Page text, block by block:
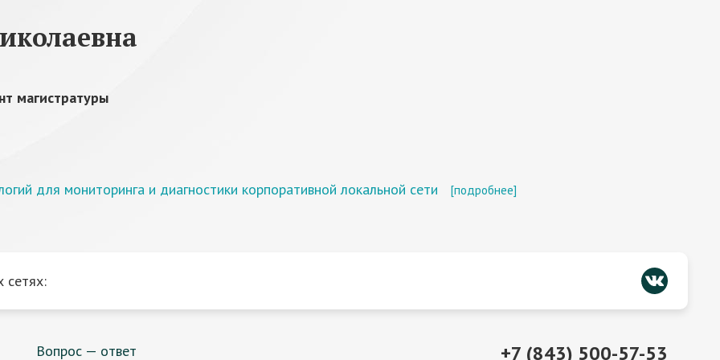
магистратуры
для мониторинга и диагностики корпоративной локальной сети [подробнее]
сетях:
Вопрос — ответ +7 (843) 500-57-53